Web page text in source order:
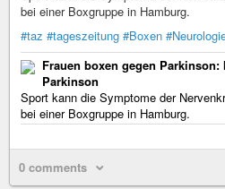
bei einer Boxgruppe in Hamburg.
#taz #tageszeitung #Boxen
Frauen boxen gegen
Parkinson
Sport kann die Symptome der
bei einer Boxgruppe in Hamburg.
0 comments